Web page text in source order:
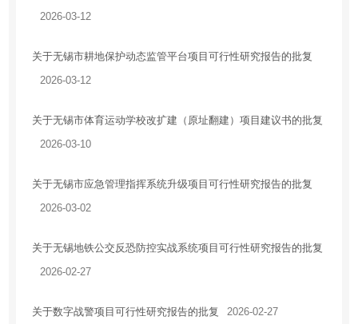
2026-03-12
关于无锡市耕地保护动态监管平台项目可行性研究报告的批复
2026-03-12
关于无锡市体育运动学校改扩建（原址翻建）项目建议书的批复
2026-03-10
关于无锡市应急管理指挥系统升级项目可行性研究报告的批复
2026-03-02
关于无锡地铁公交反恐防控实战系统项目可行性研究报告的批复
2026-02-27
关于数字战警项目可行性研究报告的批复 2026-02-27